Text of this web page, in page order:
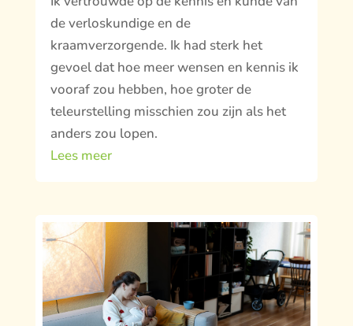
de verloskundige en de
kraamverzorgende. Ik had sterk het
gevoel dat hoe meer wensen en kennis ik
vooraf zou hebben, hoe groter de
teleurstelling misschien zou zijn als het
anders zou lopen.
Lees meer